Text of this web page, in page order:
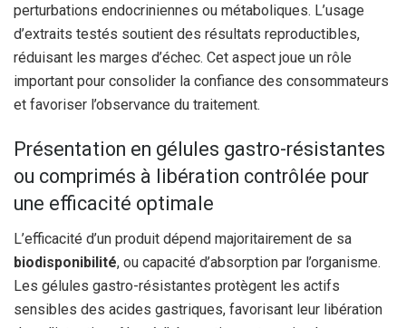
perturbations endocriniennes ou métaboliques. L’usage
d’extraits testés soutient des résultats reproductibles,
réduisant les marges d’échec. Cet aspect joue un rôle
important pour consolider la confiance des consommateurs
et favoriser l’observance du traitement.
Présentation en gélules gastro-résistantes
ou comprimés à libération contrôlée pour
une efficacité optimale
L’efficacité d’un produit dépend majoritairement de sa
biodisponibilité, ou capacité d’absorption par l’organisme.
Les gélules gastro-résistantes protègent les actifs
sensibles des acides gastriques, favorisant leur libération